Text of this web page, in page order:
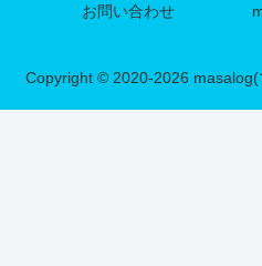
お問い合わせ
Copyright © 2020-2026 masalog(